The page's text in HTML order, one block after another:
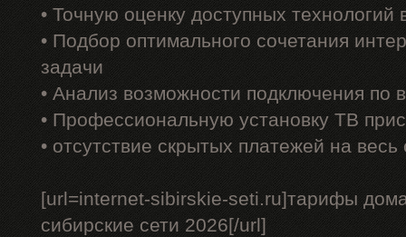
• Точную оценку доступных
• Подбор оптимального сочетания
задачи
• Анализ возможности подключения по
• Профессиональную установку ТВ
• отсутствие скрытых платежей на
[url=internet-sibirskie-seti.ru]тарифы
сибирские сети 2026[/url]